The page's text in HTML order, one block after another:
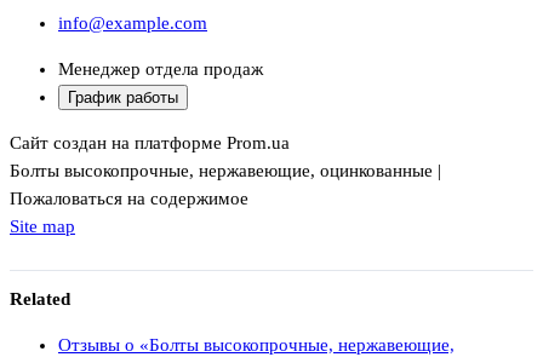
info@example.com
Менеджер отдела продаж
График работы
Сайт создан на платформе Prom.ua
Болты высокопрочные, нержавеющие, оцинкованные |
Пожаловаться на содержимое
Site map
Related
Отзывы о «Болты высокопрочные, нержавеющие,